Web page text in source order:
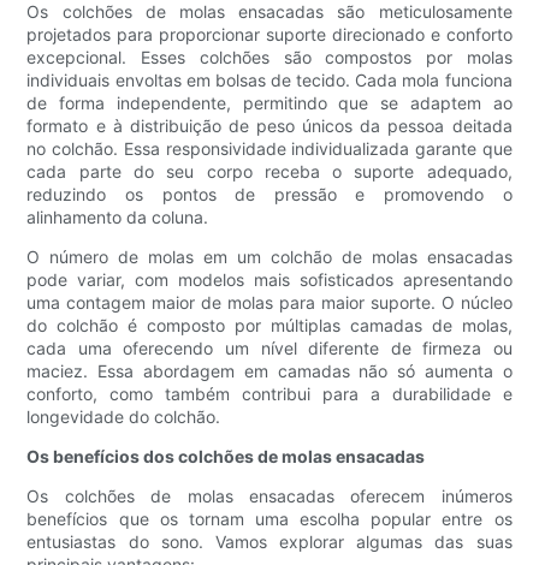
Os colchões de molas ensacadas são meticulosamente
projetados para proporcionar suporte direcionado e conforto
excepcional. Esses colchões são compostos por molas
individuais envoltas em bolsas de tecido. Cada mola funciona
de forma independente, permitindo que se adaptem ao
formato e à distribuição de peso únicos da pessoa deitada
no colchão. Essa responsividade individualizada garante que
cada parte do seu corpo receba o suporte adequado,
reduzindo os pontos de pressão e promovendo o
alinhamento da coluna.
O número de molas em um colchão de molas ensacadas
pode variar, com modelos mais sofisticados apresentando
uma contagem maior de molas para maior suporte. O núcleo
do colchão é composto por múltiplas camadas de molas,
cada uma oferecendo um nível diferente de firmeza ou
maciez. Essa abordagem em camadas não só aumenta o
conforto, como também contribui para a durabilidade e
longevidade do colchão.
Os benefícios dos colchões de molas ensacadas
Os colchões de molas ensacadas oferecem inúmeros
benefícios que os tornam uma escolha popular entre os
entusiastas do sono. Vamos explorar algumas das suas